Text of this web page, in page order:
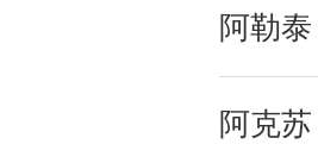
阿勒泰
阿克苏